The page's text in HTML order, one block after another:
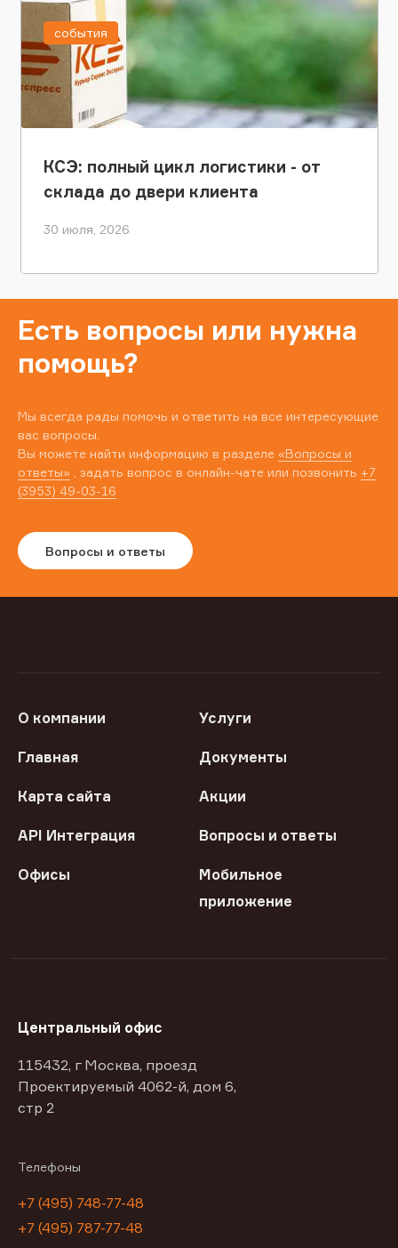
КСЭ: полный цикл логистики - от
склада до двери клиента
30 июля, 2026
события
Есть вопросы или нужна
помощь?
Мы всегда рады помочь и ответить на все интересующие
вас вопросы.
Вы можете найти информацию в разделе «Вопросы и
ответы» , задать вопрос в онлайн-чате или позвонить +7
(3953) 49-03-16
Вопросы и ответы
О компании Услуги
Главная Документы
Карта сайта Акции
API Интеграция Вопросы и ответы
Офисы
Мобильное
приложение
Центральный офис
115432, г Москва, проезд
Проектируемый 4062-й, дом 6,
стр 2
Телефоны
+7 (495) 748-77-48
+7 (495) 787-77-48